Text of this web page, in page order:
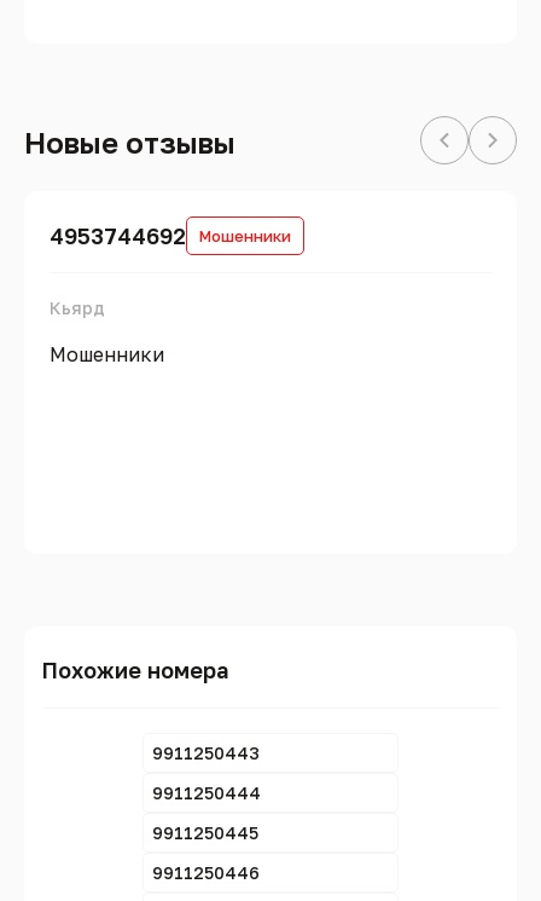
Новые отзывы
4953744692 Мошенники
Кьярд
Мошенники
Похожие номера
9911250443
9911250444
9911250445
9911250446